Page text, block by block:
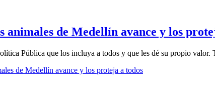
de Medellín avance y los
Pública que los incluya a todos y que les dé su propio valor.
de Medellín avance y los proteja a todos